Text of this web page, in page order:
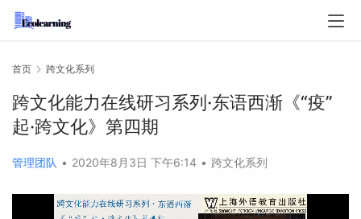
首页 跨文化系列
跨文化能力在线研习系列·东语西渐《“疫”
起·跨文化》第四期
管理团队 • 2020年8月3日 下午6:14 • 跨文化系列